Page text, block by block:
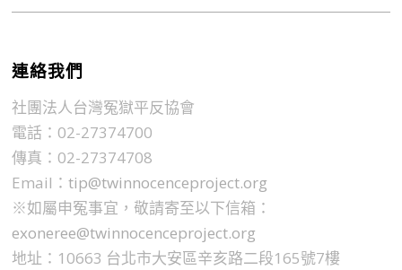
連絡我們
社團法人台灣冤獄平反協會
電話：02-27374700
傳真：02-27374708
Email：tip@twinnocenceproject.org
※如屬申冤事宜，敬請寄至以下信箱：
exoneree@twinnocenceproject.org
地址：10663 台北市大安區辛亥路二段165號7樓